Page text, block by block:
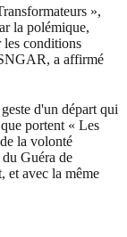
»,
la polémique,
les conditions
a affirmé
d'un départ qui
portent « Les
la volonté
Guéra de
et avec la même